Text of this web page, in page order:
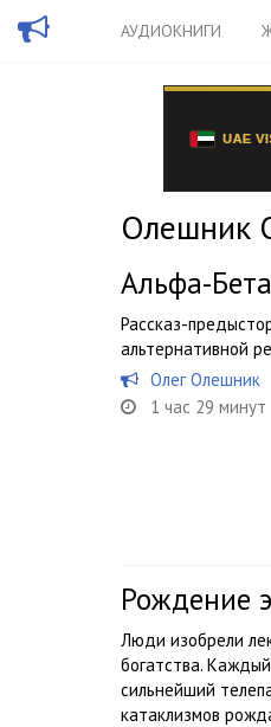
АУДИОКНИГИ
Олешник
Альфа-
Рассказ-
альтернативной
Олег Олешник
1 час 29 минут
Рождение
Люди изобрели
богатства.
сильнейший
катаклизмов